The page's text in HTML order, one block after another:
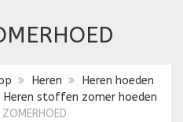
Heren
Heren hoeden
Heren stoffen zomer hoeden
ZOMERHOED